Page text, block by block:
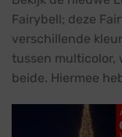
Fairybell; deze
verschillende
tussen multicolor,
beide. Hiermee